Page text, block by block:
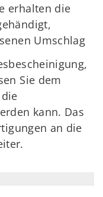
erhalten die
Umschlag
Sie dem
kann. Das
an die